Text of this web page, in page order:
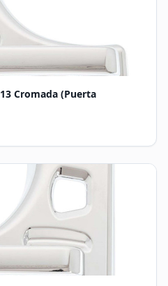
Cromada (Puerta